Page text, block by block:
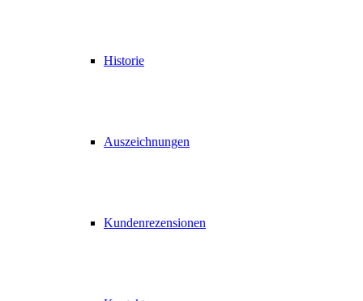
Historie
Auszeichnungen
Kundenrezensionen